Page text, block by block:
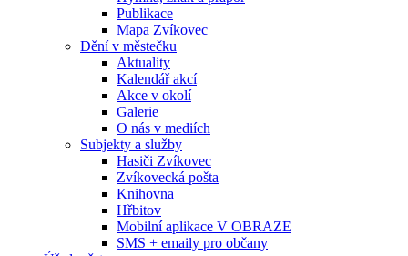
Publikace
Mapa Zvíkovec
Dění v městečku
Aktuality
Kalendář akcí
Akce v okolí
Galerie
O nás v mediích
Subjekty a služby
Hasiči Zvíkovec
Zvíkovecká pošta
Knihovna
Hřbitov
Mobilní aplikace V OBRAZE
SMS + emaily pro občany